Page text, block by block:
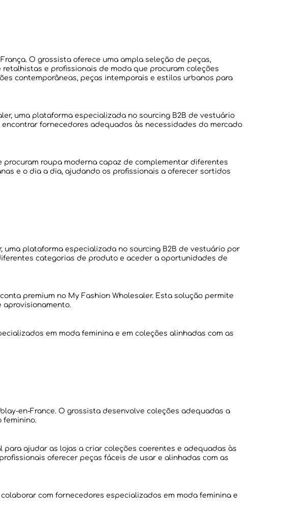
O grossista oferece uma ampla seleção de peças,
e profissionais de moda que procuram coleções
contemporâneas, peças intemporais e estilos urbanos para
uma plataforma especializada no sourcing B2B de vestuário
fornecedores adequados às necessidades do mercado
procuram roupa moderna capaz de complementar diferentes
e o dia a dia, ajudando os profissionais a oferecer sortidos
uma plataforma especializada no sourcing B2B de vestuário por
categorias de produto e aceder a oportunidades de
premium no My Fashion Wholesaler. Esta solução permite
em moda feminina e em coleções alinhadas com as
en-France. O grossista desenvolve coleções adequadas a
ajudar as lojas a criar coleções coerentes e adequadas às
oferecer peças fáceis de usar e alinhadas com as
com fornecedores especializados em moda feminina e